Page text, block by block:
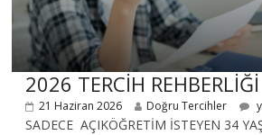
2026 TERCİH REHBERLİĞİ
21 Haziran 2026 Doğru Tercihler
SADECE AÇIKÖĞRETİM İSTEYEN 34